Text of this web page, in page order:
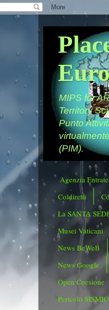
MIPS for
Territory
Punto
(PIM).
Agenzia Entrate
Coldiretti
La SANTA
Musei Vaticani
News BeWeB
News Google
Open Coesione
Pericolo